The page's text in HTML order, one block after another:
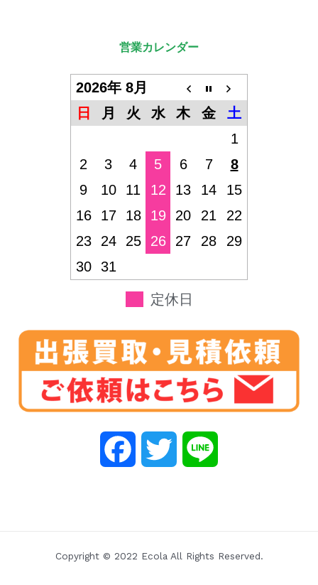
営業カレンダー
2026年 8月
日
月 火 水 木 金
土
1
2
3 4 5 6 7
8
9
10 11 12 13 14
15
16
17 18 19 20 21
22
23
24 25 26 27 28
29
30
31
定休日
e t e
Copyright © 2022 Ecola All Rights Reserved.